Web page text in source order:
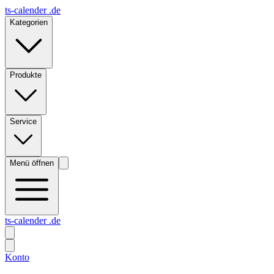
ts-calender .de
Kategorien
Produkte
Service
Menü öffnen
ts-calender .de
Konto